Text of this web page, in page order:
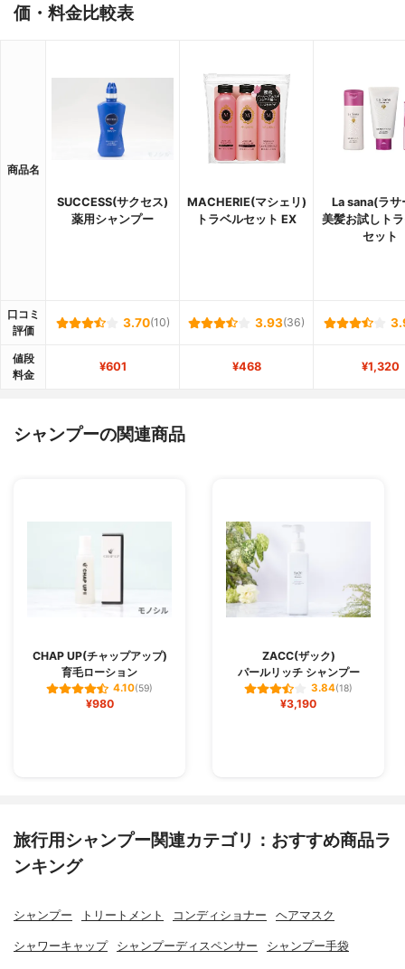
価・料金比較表
商品名
SUCCESS(サクセス)
薬用シャンプー
MACHERIE(マシェリ)
トラベルセット EX
La sana(ラサ
美髪お試しト
セット
口コミ
評価
3.70(10) 3.93(36)
値段
料金
¥601 ¥468 ¥1,320
シャンプーの関連商品
CHAP UP(チャップアップ)
育毛ローション
4.10(59)
¥980
ZACC(ザック)
パールリッチ シャンプー
3.84(18)
¥3,190
旅行用シャンプー関連カテゴリ：おすすめ商品ラ
ンキング
シャンプー トリートメント コンディショナー ヘアマスク
シャワーキャップ シャンプーディスペンサー シャンプー手袋